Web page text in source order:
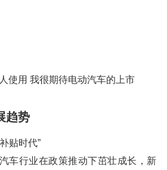
使用 我很期待电动汽车的上市
趋势
贴时代”
车行业在政策推动下茁壮成长，新